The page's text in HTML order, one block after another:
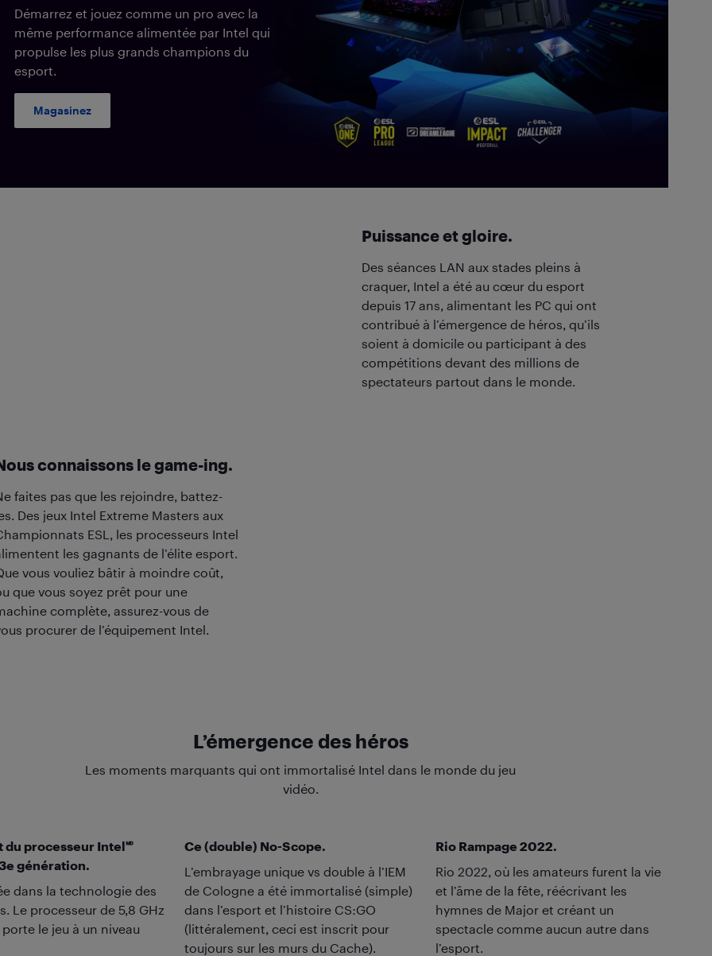
Démarrez et jouez comme un pro avec la
même performance alimentée par Intel qui
propulse les plus grands champions du
esport.
Magasinez
Puissance et gloire.
Des séances LAN aux stades pleins à
craquer, Intel a été au cœur du esport
depuis 17 ans, alimentant les PC qui ont
contribué à l’émergence de héros, qu’ils
soient à domicile ou participant à des
compétitions devant des millions de
spectateurs partout dans le monde.
connaissons le game-ing.
faites pas que les rejoindre, battez-
Des jeux Intel Extreme Masters aux
ESL, les processeurs Intel
les gagnants de l’élite esport.
vous vouliez bâtir à moindre coût,
que vous soyez prêt pour une
complète, assurez-vous de
procurer de l’équipement Intel.
L’émergence des héros
Les moments marquants qui ont immortalisé Intel dans le monde du jeu
vidéo.
du processeur Intel🅫
génération.
dans la technologie des
Le processeur de 5,8 GHz
le jeu à un niveau
Ce (double) No-Scope.
L’embrayage unique vs double à l’IEM
de Cologne a été immortalisé (simple)
dans l’esport et l’histoire CS:GO
(littéralement, ceci est inscrit pour
toujours sur les murs du Cache).
Rio Rampage 2022.
Rio 2022, où les amateurs furent la vie
et l’âme de la fête, réécrivant les
hymnes de Major et créant un
spectacle comme aucun autre dans
l’esport.